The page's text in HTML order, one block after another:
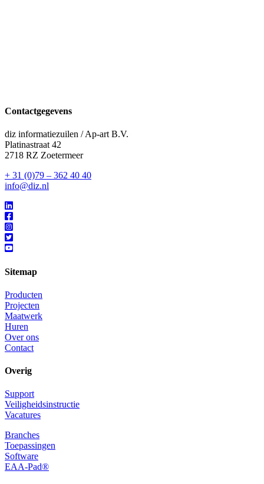
Contactgegevens
diz informatiezuilen / Ap-art B.V.
Platinastraat 42
2718 RZ Zoetermeer
+ 31 (0)79 – 362 40 40
info@diz.nl
Sitemap
Producten
Projecten
Maatwerk
Huren
Over ons
Contact
Overig
Support
Veiligheidsinstructie
Vacatures
Branches
Toepassingen
Software
EAA-Pad®